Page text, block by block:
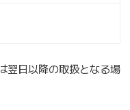
翌日以降の取扱となる場